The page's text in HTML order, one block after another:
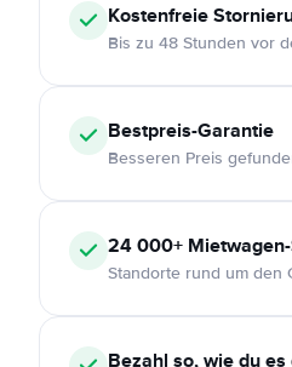
Kostenfreie
Bis zu 48 Stunden vor
Bestpreis-Garantie
Besseren Preis
24 000+
Standorte rund um den
Bezahl so, wie du